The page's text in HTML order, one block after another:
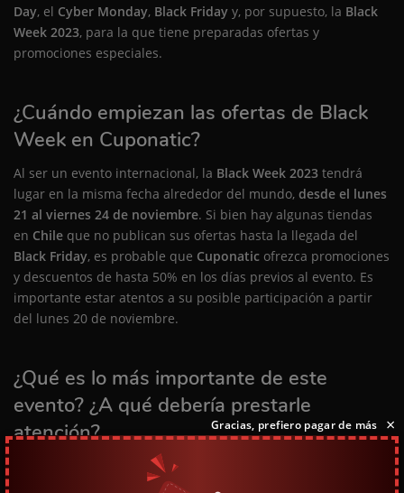
Day, el Cyber Monday, Black Friday y, por supuesto, la Black
Week 2023, para la que tiene preparadas ofertas y
promociones especiales.
¿Cuándo empiezan las ofertas de Black
Week en Cuponatic?
Al ser un evento internacional, la Black Week 2023 tendrá
lugar en la misma fecha alrededor del mundo, desde el lunes
21 al viernes 24 de noviembre. Si bien hay algunas tiendas
en Chile que no publican sus ofertas hasta la llegada del
Black Friday, es probable que Cuponatic ofrezca promociones
y descuentos de hasta 50% en los días previos al evento. Es
importante estar atentos a su posible participación a partir
del lunes 20 de noviembre.
¿Qué es lo más importante de este
evento? ¿A qué debería prestarle
atención?
es una oportunidad para comprar algo
que siempre quisiste a un precio especial. Muchas personas
Gracias, prefiero pagar de más ×